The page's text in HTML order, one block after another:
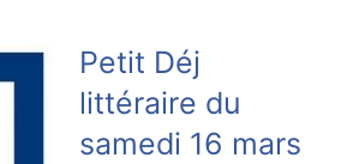
Petit Déj
littéraire du
samedi 16 mars